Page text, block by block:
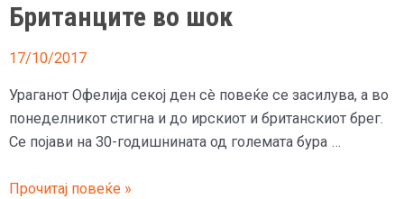
Британците во шок
17/10/2017
Ураганот Офелија секој ден сè повеќе се засилува, а во
понеделникот стигна и до ирскиот и британскиот брег.
Се појави на 30-годишнината од големата бура …
Сонцето
Прочитај повеќе »